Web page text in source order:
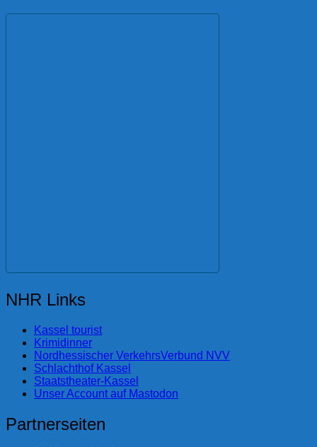
NHR Links
Kassel tourist
Krimidinner
Nordhessischer VerkehrsVerbund NVV
Schlachthof Kassel
Staatstheater-Kassel
Unser Account auf Mastodon
Partnerseiten